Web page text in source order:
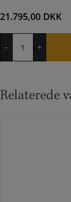
21.795,00 DKK
–
Miro
fedtsten
+
Relaterede